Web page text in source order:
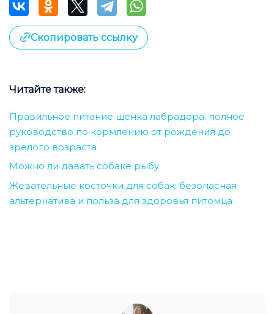
Скопировать ссылку
Читайте также:
Правильное питание щенка лабрадора: полное
руководство по кормлению от рождения до
зрелого возраста
Можно ли давать собаке рыбу
Жевательные косточки для собак: безопасная
альтернатива и польза для здоровья питомца